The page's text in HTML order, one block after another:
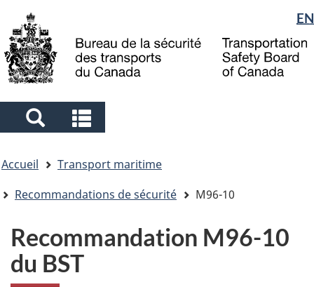
to
main
to
"About
government"
à
la
Sélection
de
la
langue
EN
Search
and
menus
and
menus
êtes
ici
Accueil
Transport maritime
Recommandations de sécurité
M96-10
Recommandation M96-10
du BST